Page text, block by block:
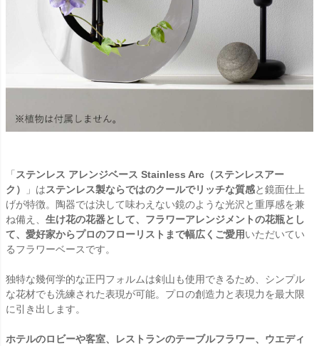
「 ステンレス アレンジベース Stainless Arc（ステンレスアー
ク）
」はステンレス製ならではのクールでリッチな質感と鏡面仕上
げが特徴。陶器では決して味わえない鏡のような光沢と重厚感を兼
ね備え、 生け花の花器として、フラワーアレンジメントの花瓶とし
て、愛好家からプロのフローリストまで幅広くご愛用いただいてい
るフラワーベースです。
独特な幾何学的な正円フォルムは剣山も使用できるため、シンプル
な花材でも洗練された表現が可能。プロの創造力と表現力を最大限
に引き出します。
ホテルのロビーや客室、レストランのテーブルフラワー、ウエディ